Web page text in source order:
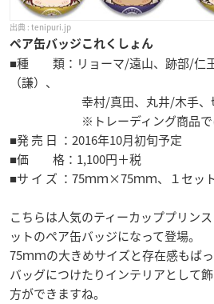
tenipuri.jp
ペア缶バッジこれくしょん
■種 類：リョーマ/遠山、跡部/仁
（謙）、
幸村/真田、丸井/木手、切原
※トレーディング商品では
■発 売 日 ：2016年10月初旬予定
■価 格：1,100円＋税
■サ イ ズ ：75ｍｍ×75ｍｍ、１セッ
こちらは人気のティーカッププリン
ットのペア缶バッジになって登場。
75ｍｍの大きめサイズと存在感もば
バッグにつけたりインテリアとして
方ができますね。